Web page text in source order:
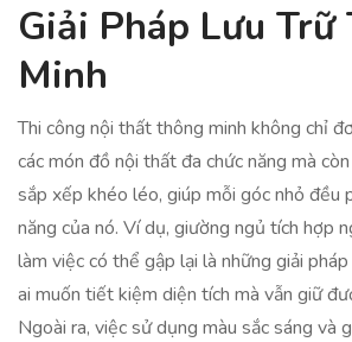
Giải Pháp Lưu Trữ
Minh
Thi công nội thất thông minh không chỉ
các món đồ nội thất đa chức năng mà
sắp xếp khéo léo, giúp mỗi góc nhỏ đều
năng của nó. Ví dụ, giường ngủ tích hợp
làm việc có thể gập lại là những giải
ai muốn tiết kiệm diện tích mà vẫn giữ
Ngoài ra, việc sử dụng màu sắc sáng và